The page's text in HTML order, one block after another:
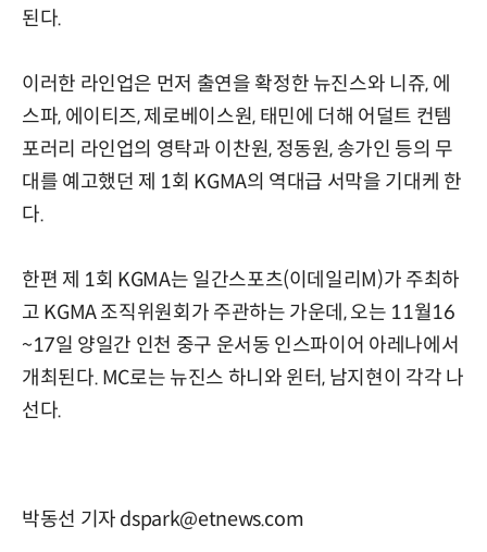
된다.
이러한 라인업은 먼저 출연을 확정한 뉴진스와 니쥬, 에
스파, 에이티즈, 제로베이스원, 태민에 더해 어덜트 컨템
포러리 라인업의 영탁과 이찬원, 정동원, 송가인 등의 무
대를 예고했던 제 1회 KGMA의 역대급 서막을 기대케 한
다.
한편 제 1회 KGMA는 일간스포츠(이데일리M)가 주최하
고 KGMA 조직위원회가 주관하는 가운데, 오는 11월16
~17일 양일간 인천 중구 운서동 인스파이어 아레나에서
개최된다. MC로는 뉴진스 하니와 윈터, 남지현이 각각 나
선다.
박동선 기자 dspark@etnews.com